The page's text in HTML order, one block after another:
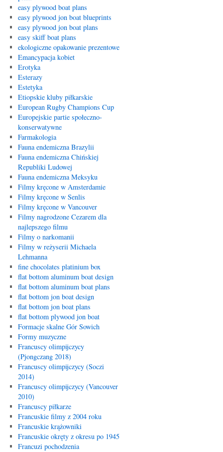
easy plywood boat plans
easy plywood jon boat blueprints
easy plywood jon boat plans
easy skiff boat plans
ekologiczne opakowanie prezentowe
Emancypacja kobiet
Erotyka
Esterazy
Estetyka
Etiopskie kluby piłkarskie
European Rugby Champions Cup
Europejskie partie społeczno-
konserwatywne
Farmakologia
Fauna endemiczna Brazylii
Fauna endemiczna Chińskiej
Republiki Ludowej
Fauna endemiczna Meksyku
Filmy kręcone w Amsterdamie
Filmy kręcone w Senlis
Filmy kręcone w Vancouver
Filmy nagrodzone Cezarem dla
najlepszego filmu
Filmy o narkomanii
Filmy w reżyserii Michaela
Lehmanna
fine chocolates platinium box
flat bottom aluminum boat design
flat bottom aluminum boat plans
flat bottom jon boat design
flat bottom jon boat plans
flat bottom plywood jon boat
Formacje skalne Gór Sowich
Formy muzyczne
Francuscy olimpijczycy
(Pjongczang 2018)
Francuscy olimpijczycy (Soczi
2014)
Francuscy olimpijczycy (Vancouver
2010)
Francuscy piłkarze
Francuskie filmy z 2004 roku
Francuskie krążowniki
Francuskie okręty z okresu po 1945
Francuzi pochodzenia